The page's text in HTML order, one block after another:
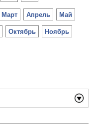
Март Апрель Май
Октябрь Ноябрь